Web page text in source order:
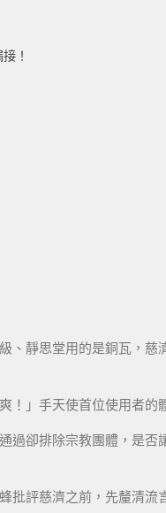
！
、靜思堂用的是銅瓦，慈
！」手天使首位使用者的
過卻排除宗教團體，是否
批評慈濟之前，先釐清流